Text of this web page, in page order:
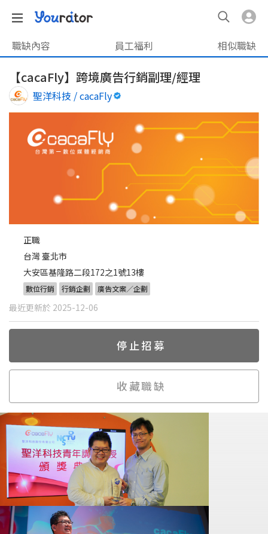
職缺內容 員工福利 相似職缺
【cacaFly】跨境廣告行銷副理/經理
聖洋科技 / cacaFly
正職
台灣 臺北市
大安區基隆路二段172之1號13樓
數位行銷 行銷企劃 廣告文案／企劃
最近更新於 2025-12-06
停止招募
收藏職缺